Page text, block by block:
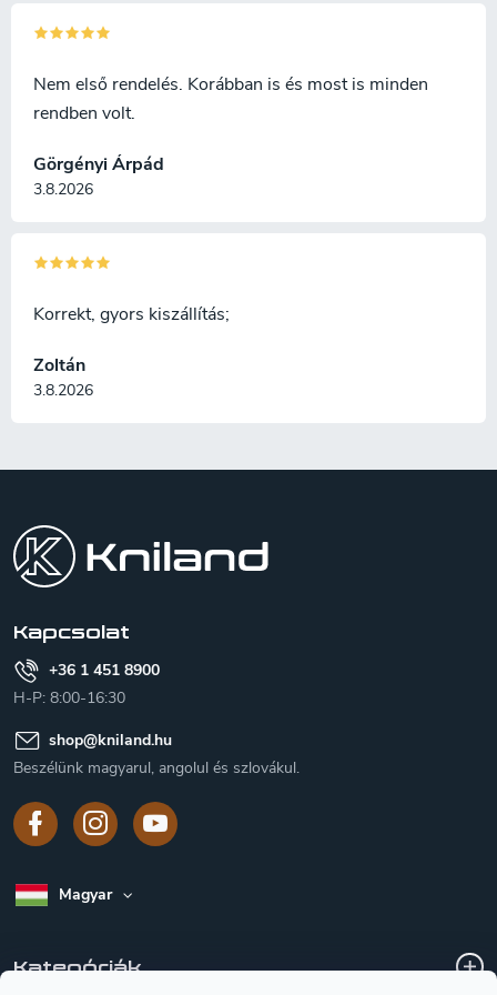
Görgényi Árpád
3.8.2026
Nem első rendelés. Korábban is és most is minden
rendben volt.
Zoltán
3.8.2026
Korrekt, gyors kiszállítás;
Kapcsolat
+36 1 451 8900
H-P: 8:00-16:30
shop@kniland.hu
Beszélünk magyarul, angolul és szlovákul.
Magyar
Kategóriák